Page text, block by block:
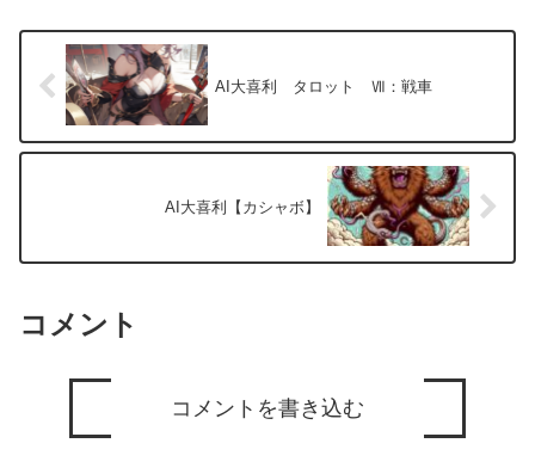
AI大喜利 タロット Ⅶ：戦車
AI大喜利【カシャボ】
コメント
コメントを書き込む